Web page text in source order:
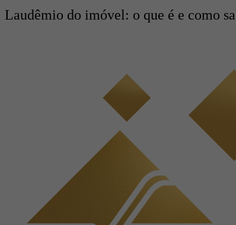
Laudêmio do imóvel: o que é e como